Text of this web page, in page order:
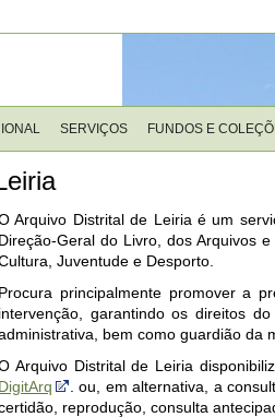
SERVIÇOS FUNDOS E
Arquivo Distrital de Leiria é um
Direção-Geral do Livro, dos Arquivos
Juventude e Desporto.
Procura principalmente promover a
intervenção, garantindo os direitos
bem como guardião da
Arquivo Distrital de Leiria
DigitArq
. ou, em alternativa, a
reprodução, consulta